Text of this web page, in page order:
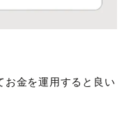
お金を運用すると良い